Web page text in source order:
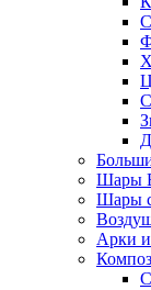
Шары
Шары
Арки